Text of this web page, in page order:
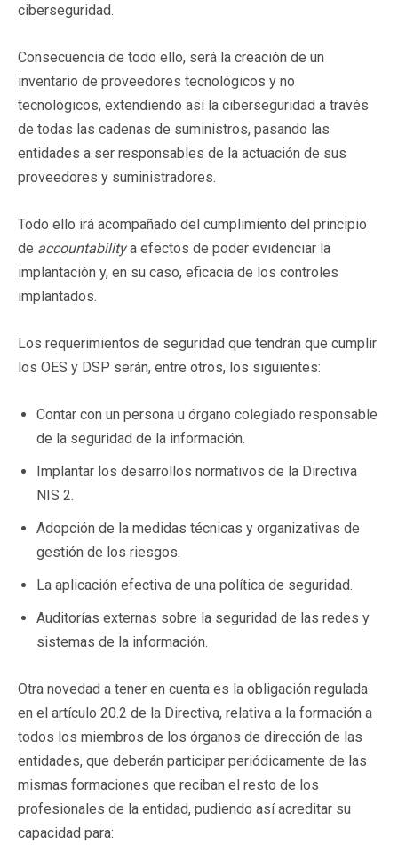
ciberseguridad.
Consecuencia de todo ello, será la creación de un
inventario de proveedores tecnológicos y no
tecnológicos, extendiendo así la ciberseguridad a través
de todas las cadenas de suministros, pasando las
entidades a ser responsables de la actuación de sus
proveedores y suministradores.
Todo ello irá acompañado del cumplimiento del principio
de accountabilitya efectos de poder evidenciar la
implantación y, en su caso, eficacia de los controles
implantados.
Los requerimientos de seguridad que tendrán que cumplir
los OES y DSP serán, entre otros, los siguientes:
Contar con un persona u órgano colegiado responsable
de la seguridad de la información.
Implantar los desarrollos normativos de la Directiva
NIS 2.
Adopción de la medidas técnicas y organizativas de
gestión de los riesgos.
La aplicación efectiva de una política de seguridad.
Auditorías externas sobre la seguridad de las redes y
sistemas de la información.
Otra novedad a tener en cuenta es la obligación regulada
en el artículo 20.2 de la Directiva, relativa a la formación a
todos los miembros de los órganos de dirección de las
entidades, que deberán participar periódicamente de las
mismas formaciones que reciban el resto de los
profesionales de la entidad, pudiendo así acreditar su
capacidad para: